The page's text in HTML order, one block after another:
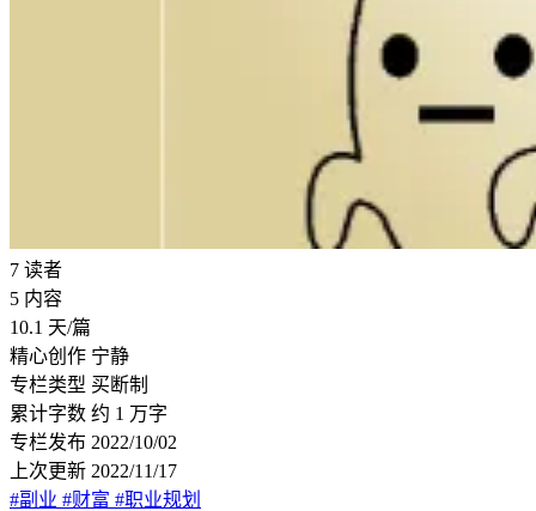
7 读者
5 内容
10.1 天/篇
精心创作 宁静
专栏类型 买断制
累计字数 约 1 万字
专栏发布 2022/10/02
上次更新 2022/11/17
#副业 #财富 #职业规划